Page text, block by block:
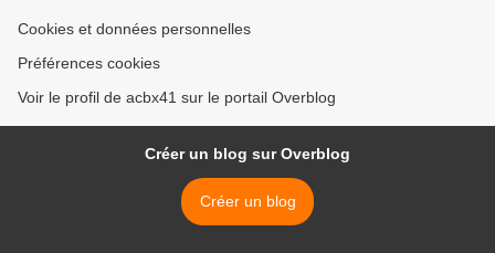
Cookies et données personnelles
Préférences cookies
Voir le profil de acbx41 sur le portail Overblog
Créer un blog sur Overblog
Créer un blog